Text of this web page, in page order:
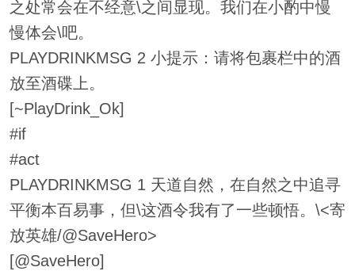
之处常会在不经意\之间显现。我们在小酌中慢
慢体会\吧。
PLAYDRINKMSG 2 小提示：请将包裹栏中的酒
放至酒碟上。
[~PlayDrink_Ok]
#if
#act
PLAYDRINKMSG 1 天道自然，在自然之中追寻
平衡本百易事，但\这酒令我有了一些顿悟。\<寄
放英雄/@SaveHero>
[@SaveHero]